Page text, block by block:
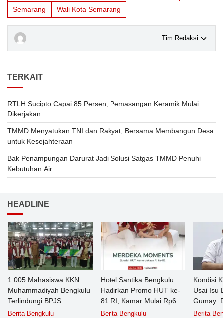
Semarang Wali Kota Semarang
Tim Redaksi
TERKAIT
RTLH Sucipto Capai 85 Persen, Pemasangan Keramik Mulai
Dikerjakan
TMMD Menyatukan TNI dan Rakyat, Bersama Membangun Desa
untuk Kesejahteraan
Bak Penampungan Darurat Jadi Solusi Satgas TMMD Penuhi
Kebutuhan Air
HEADLINE
‎1.005 Mahasiswa KKN
Muhammadiyah Bengkulu
Terlindungi BPJS
Ketenagakerjaan, Simbolis
Berita Bengkulu
‎Hotel Santika Bengkulu
Hadirkan Promo HUT ke-
81 RI, Kamar Mulai Rp681
Ribu dan Sajian Kuliner
Berita Bengkulu
‎Kondisi
Usai Isu
Gumay:
Berita